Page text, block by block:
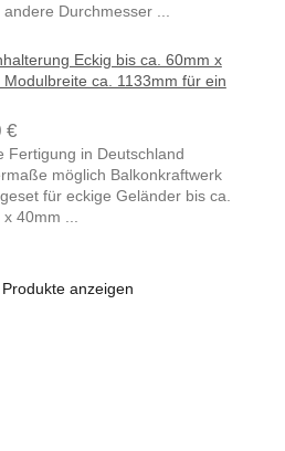
Durchmesser ...
Eckig bis ca. 60mm x
Modulbreite ca. 1133mm für ein
€
Fertigung in Deutschland
möglich Balkonkraftwerk
für eckige Geländer bis ca.
40mm ...
anzeigen